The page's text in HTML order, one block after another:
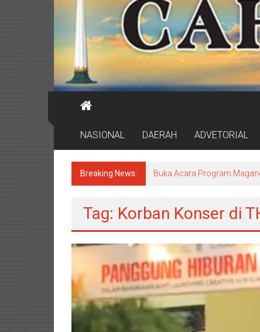
NASIONAL DAERAH ADVETORIAL
Breaking News: DPRD Surabaya Pastikan
Tag: Korban Konser di